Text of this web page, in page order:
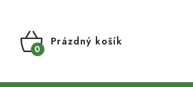
NÁKUPNÍ
Prázdný košík